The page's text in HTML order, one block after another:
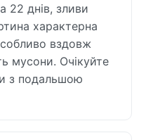
22 днів, зливи
характерна
вздовж
мусони. Очікуйте
з подальшою